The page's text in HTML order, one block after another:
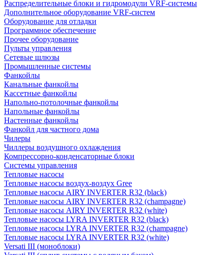
Распределительные блоки и гидромодули VRF-системы
Дополнительное оборудование VRF-систем
Оборудование для отладки
Программное обеспечение
Прочее оборудование
Пульты управления
Сетевые шлюзы
Промышленные системы
Фанкойлы
Канальные фанкойлы
Кассетные фанкойлы
Напольно-потолочные фанкойлы
Напольные фанкойлы
Настенные фанкойлы
Фанкойл для частного дома
Чилеры
Чиллеры воздушного охлаждения
Компрессорно-конденсаторные блоки
Системы управления
Тепловые насосы
Тепловые насосы воздух-воздух Gree
Тепловые насосы AIRY INVERTER R32 (black)
Тепловые насосы AIRY INVERTER R32 (champagne)
Тепловые насосы AIRY INVERTER R32 (white)
Тепловые насосы LYRA INVERTER R32 (black)
Тепловые насосы LYRA INVERTER R32 (champagne)
Тепловые насосы LYRA INVERTER R32 (white)
Versati III (моноблоки)